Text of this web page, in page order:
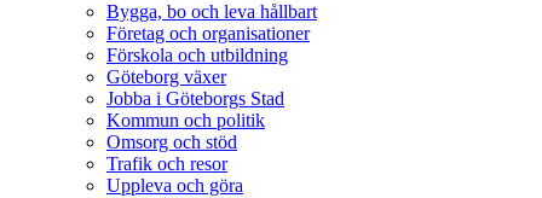
Bygga, bo och leva hållbart
Företag och organisationer
Förskola och utbildning
Göteborg växer
Jobba i Göteborgs Stad
Kommun och politik
Omsorg och stöd
Trafik och resor
Uppleva och göra